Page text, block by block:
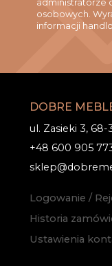
administratorze
osobowych.
informacji
DOBRE
ul. Zasieki 3,
+48 600 905
Logowanie /
Historia
Ustawienia